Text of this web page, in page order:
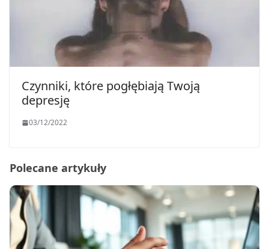
Czynniki, które pogłębiają Twoją
depresję
03/12/2022
Polecane artykuły